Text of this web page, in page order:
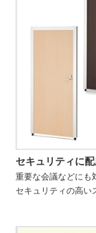
セキュリティに
重要な会議などにも
セキュリティの高い